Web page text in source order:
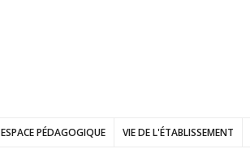
ESPACE PÉDAGOGIQUE VIE DE L'ÉTABLISSEMENT